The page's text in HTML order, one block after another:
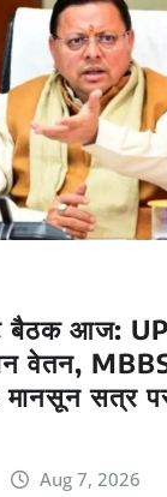
बैठक आज:
वेतन,
मानसून सत्र
Aug 7, 2026